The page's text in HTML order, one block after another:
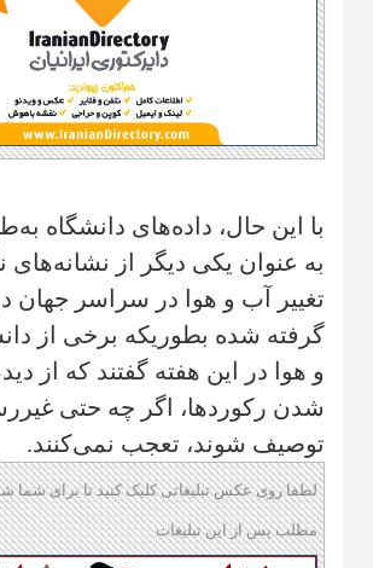
با این حال، داده‌های دانشگاه
به عنوان یکی دیگر از نشانه‌های
تغییر آب و هوا در سراسر جهان
گرفته شده بطوریکه برخی از
و هوا در این هفته گفتند که از
شدن رکوردها، اگر چه حتی
توصیف شوند، تعجب نمی‌کنند.
لطفا روی عکس تبلیغاتی کلیک کنید تا برای شما
مطلب پس از این تبلیغات